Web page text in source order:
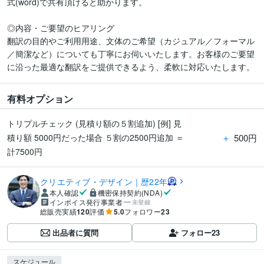
◎内容・ご要望のヒアリング
翻訳の目的やご利用用途、文体のご希望（カジュアル／フォーマル
／簡潔など）についても丁寧にお伺いいたします。お客様のご要望
に沿った最適な翻訳をご提供できるよう、柔軟に対応いたします。
有料オプション
トリプルチェック (見積り額の５割追加) [例] 見
積り額 5000円だった場合 ５割の2500円追加 ＝
計7500円
＋ 500円
クリエティブ・デザイン｜歴22年
本人確認
機密保持契約(NDA)
インボイス発行事業者
未登録
総販売実績120評価 5.0フォロワー23
出品者に質問 フォロー23
スケジュール